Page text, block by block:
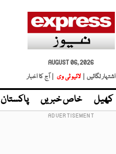
AUGUST 06, 2026
اشتہار لگائیں |
لائیو ٹی وی | آج کا اخبار
کھیل خاص خبریں پاکستان